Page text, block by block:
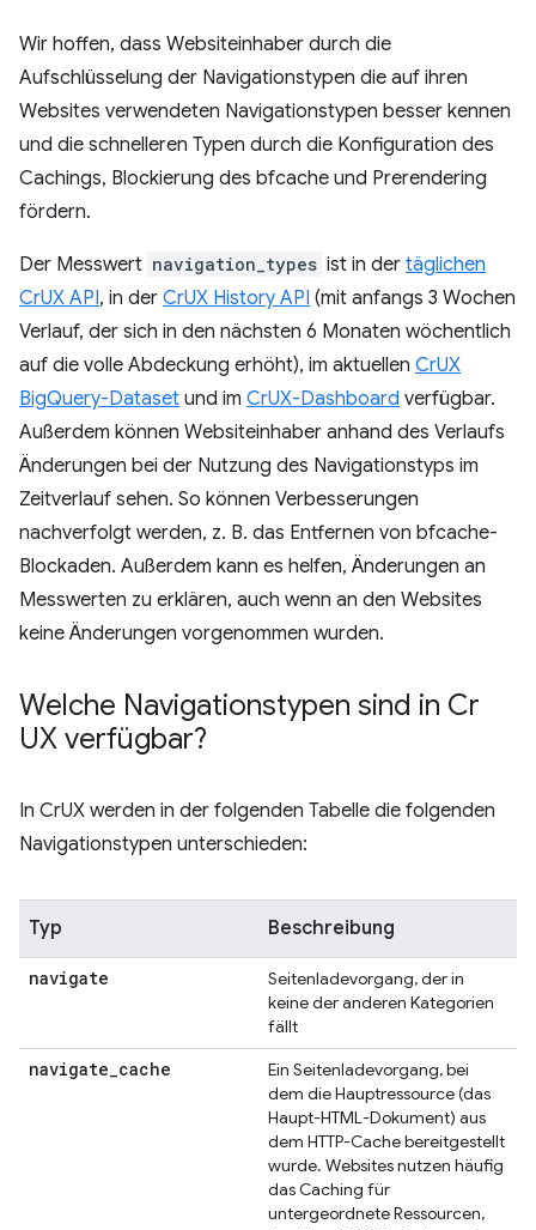
Wir hoffen, dass Websiteinhaber durch die
Aufschlüsselung der Navigationstypen die auf ihren
Websites verwendeten Navigationstypen besser kennen
und die schnelleren Typen durch die Konfiguration des
Cachings, Blockierung des bfcache und Prerendering
fördern.
Der Messwert navigation_types ist in der täglichen
CrUX API, in der CrUX History API (mit anfangs 3 Wochen
Verlauf, der sich in den nächsten 6 Monaten wöchentlich
auf die volle Abdeckung erhöht), im aktuellen CrUX
BigQuery-Dataset und im CrUX-Dashboard verfügbar.
Außerdem können Websiteinhaber anhand des Verlaufs
Änderungen bei der Nutzung des Navigationstyps im
Zeitverlauf sehen. So können Verbesserungen
nachverfolgt werden, z. B. das Entfernen von bfcache-
Blockaden. Außerdem kann es helfen, Änderungen an
Messwerten zu erklären, auch wenn an den Websites
keine Änderungen vorgenommen wurden.
Welche Navigationstypen sind in Cr
UX verfügbar?
In CrUX werden in der folgenden Tabelle die folgenden
Navigationstypen unterschieden:
Typ Beschreibung
navigate
Seitenladevorgang, der in
keine der anderen Kategorien
fällt
navigate_cache
Ein Seitenladevorgang, bei
dem die Hauptressource (das
Haupt-HTML-Dokument) aus
dem HTTP-Cache bereitgestellt
wurde. Websites nutzen häufig
das Caching für
untergeordnete Ressourcen,